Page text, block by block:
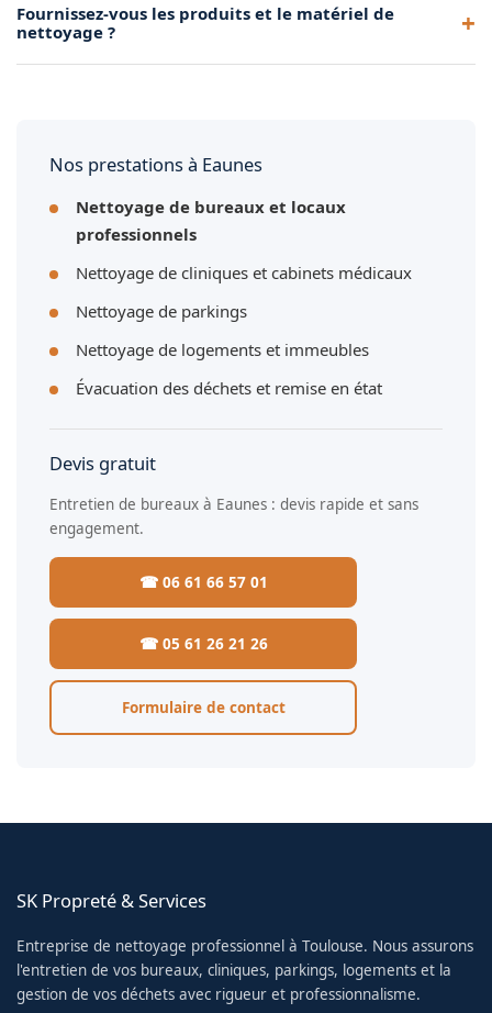
ou le week-end pour ne pas perturber votre activité à
Eaunes.
Fournissez-vous les produits et le matériel de
nettoyage ?
Nos prestations à Eaunes
Nettoyage de bureaux et locaux
professionnels
Nettoyage de cliniques et cabinets médicaux
Nettoyage de parkings
Nettoyage de logements et immeubles
Évacuation des déchets et remise en état
Devis gratuit
Entretien de bureaux à Eaunes : devis rapide et sans
engagement.
☎ 06 61 66 57 01
☎ 05 61 26 21 26
Formulaire de contact
SK Propreté & Services
Entreprise de nettoyage professionnel à Toulouse. Nous assurons
l'entretien de vos bureaux, cliniques, parkings, logements et la
gestion de vos déchets avec rigueur et professionnalisme.